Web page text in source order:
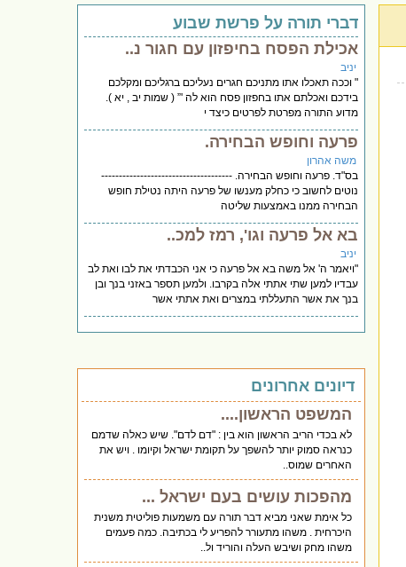
דברי תורה על פרשת שבוע
אכילת הפסח בחיפזון עם חגור נ..
יניב
" וככה תאכלו אתו מתניכם חגרים נעליכם ברגליכם ומקלכם
בידכם ואכלתם אתו בחפזון פסח הוא לה '” ( שמות יב , יא ).
מדוע התורה מפרטת לפרטים כיצד י
פרעה וחופש הבחירה.
משה אהרון
בס"ד. פרעה וחופש הבחירה. -------------------------------------
נוטים לחשוב כי כחלק מענשו של פרעה היתה נטילת חופש
הבחירה ממנו באמצעות שליטה
בא אל פרעה וגו', רמז למכ..
יניב
"ויאמר ה' אל משה בא אל פרעה כי אני הכבדתי את לבו ואת לב
עבדיו למען שתי אתתי אלה בקרבו. ולמען תספר באזני בנך ובן
בנך את אשר התעללתי במצרים ואת אתתי אשר
דיונים אחרונים
המשפט הראשון....
לא בכדי הריב הראשון הוא בין : "דם לדם". שיש כאלה שדמם
כנראה סמוק יותר להשפך על תקומת ישראל וקיומו . ויש את
האחרים שמוס..
מהפכות עושים בעם ישראל ...
כל אימת שאני מביא דבר תורה עם משמעות פוליטית משנית
היכרחית . משהו מתעורר להפריע לי בכתיבה. כמה פעמים
משהו מחק ושיבש העלה והוריד ול..